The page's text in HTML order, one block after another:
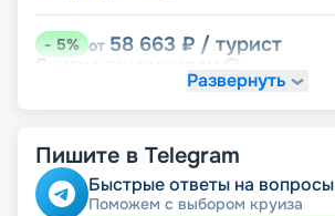
-5% от 58 663 ₽ / турист
Скидка
Развернуть
Пишите в Telegram
Быстрые ответы на вопросы
Поможем с выбором круиза